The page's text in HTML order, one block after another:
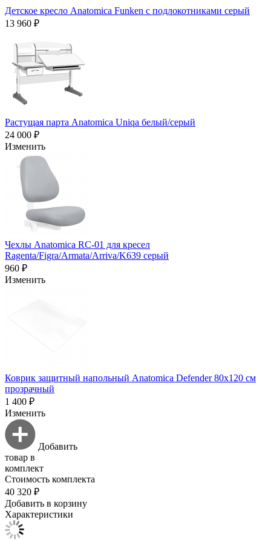
Детское кресло Anatomica Funken с подлокотниками серый
13 960 ₽
Растущая парта Anatomica Uniqa белый/серый
24 000 ₽
Изменить
Чехлы Anatomica RC-01 для кресел
Ragenta/Figra/Armata/Arriva/K639 серый
960 ₽
Изменить
Коврик защитный напольный Anatomica Defender 80х120 см
прозрачный
1 400 ₽
Изменить
Добавить
товар в
комплект
Стоимость комплекта
40 320 ₽
Добавить в корзину
Характеристики